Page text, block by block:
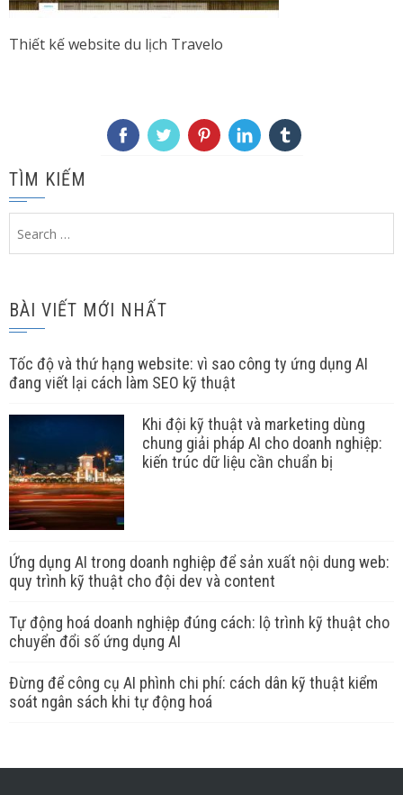
Thiết kế website du lịch Travelo
TÌM KIẾM
BÀI VIẾT MỚI NHẤT
Tốc độ và thứ hạng website: vì sao công ty ứng dụng AI
đang viết lại cách làm SEO kỹ thuật
Khi đội kỹ thuật và marketing dùng
chung giải pháp AI cho doanh nghiệp:
kiến trúc dữ liệu cần chuẩn bị
Ứng dụng AI trong doanh nghiệp để sản xuất nội dung web:
quy trình kỹ thuật cho đội dev và content
Tự động hoá doanh nghiệp đúng cách: lộ trình kỹ thuật cho
chuyển đổi số ứng dụng AI
Đừng để công cụ AI phình chi phí: cách dân kỹ thuật kiểm
soát ngân sách khi tự động hoá